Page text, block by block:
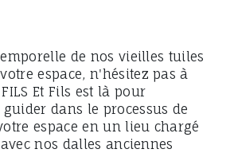
de nos vieilles tuiles
espace, n'hésitez pas à
Et Fils est là pour
dans le processus de
espace en un lieu chargé
nos dalles anciennes